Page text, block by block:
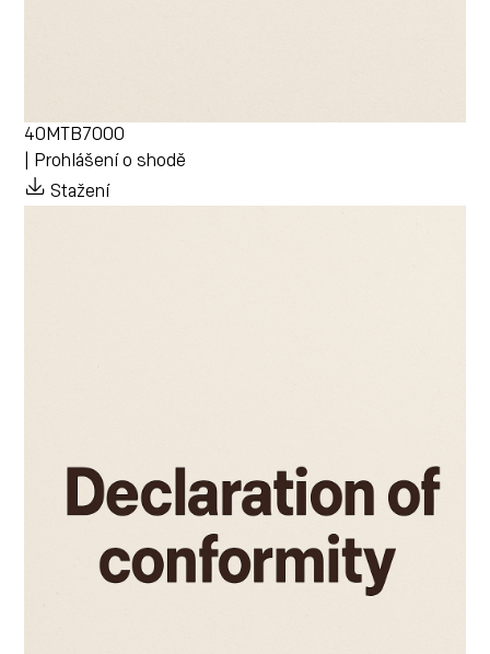
40MTB7000
| Prohlášení o shodě
Stažení